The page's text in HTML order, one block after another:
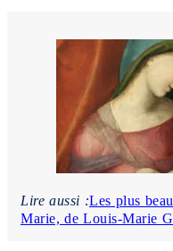
Lire aussi :Les plus
Marie, de Louis-Marie